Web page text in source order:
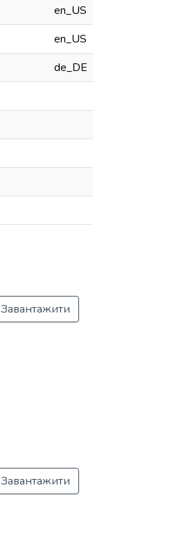
en_US
en_US
de_DE
Завантажити
Завантажити